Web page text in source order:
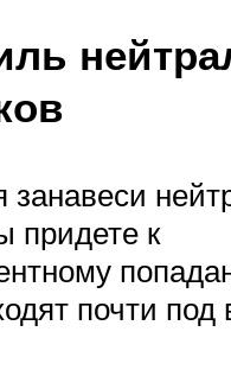
занавеси
придете к
почти под